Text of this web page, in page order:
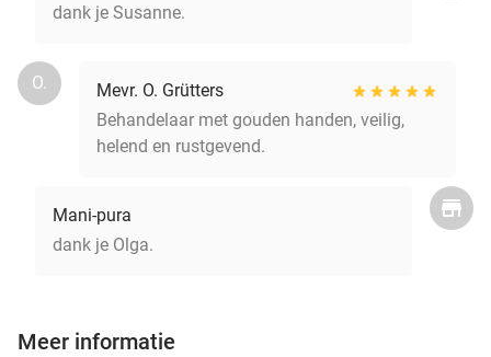
dank je Susanne.
O.
Mevr. O. Grütters
Behandelaar met gouden handen, veilig,
helend en rustgevend.
Mani-pura
dank je Olga.
Meer informatie